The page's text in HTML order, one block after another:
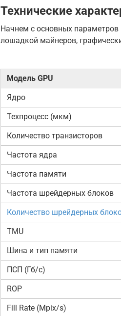
Технические
Начнем с основных параметров
лошадкой майнеров,
Модель GPU
Ядро
Техпроцесс (мкм)
Количество транзисторов
Частота ядра
Частота памяти
Частота шрейдерных блоков
Количество шрейдерных
TMU
Шина и тип памяти
ПСП (Гб/с)
ROP
Fill Rate (Mpix/s)